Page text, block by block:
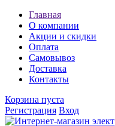
Главная
О компании
Акции и скидки
Оплата
Самовывоз
Доставка
Контакты
Корзина пуста
Регистрация Вход